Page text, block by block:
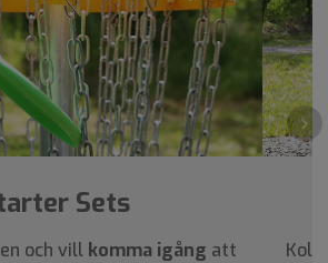
›
Sets
och vill komma igång att